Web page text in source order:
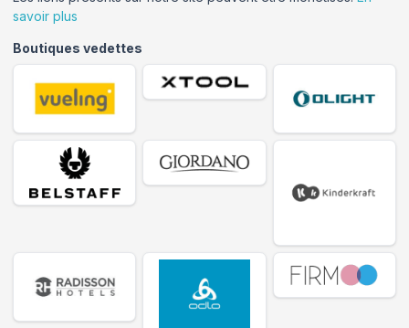
savoir plus
Boutiques vedettes